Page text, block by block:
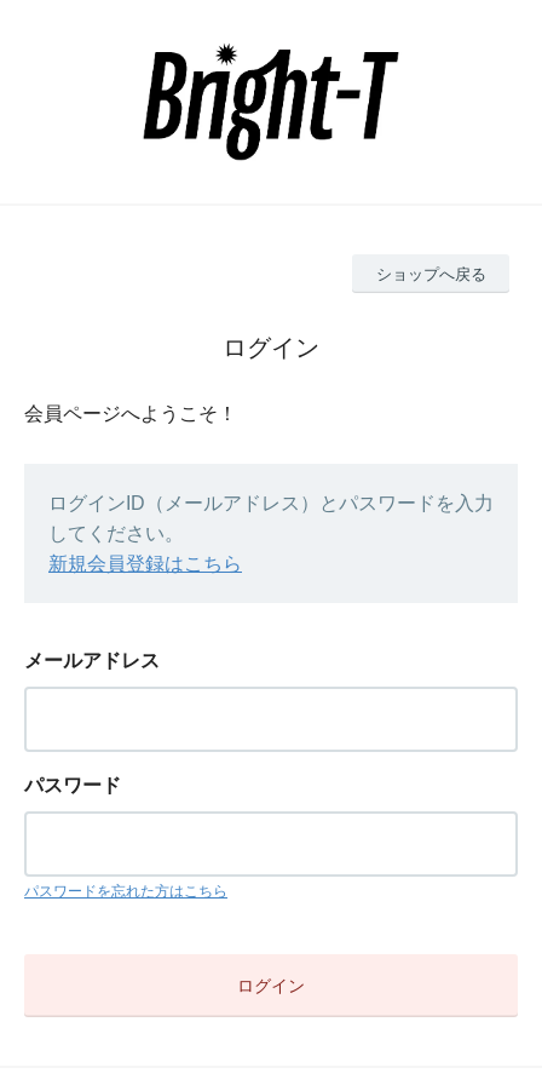
ショップへ戻る
ログイン
会員ページへようこそ！
ログインID（メールアドレス）とパスワードを入力
してください。
新規会員登録はこちら
メールアドレス
パスワード
パスワードを忘れた方はこちら